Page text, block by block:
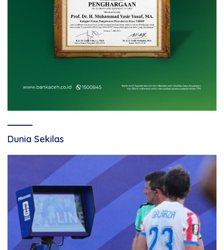
Dunia Sekilas